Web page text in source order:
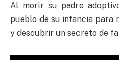
Al morir su padre
pueblo de su infancia para
y descubrir un secreto de